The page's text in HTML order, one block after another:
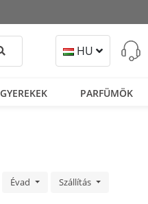
HU
GYEREKEK PARFÜMÖK
Évad Szállítás